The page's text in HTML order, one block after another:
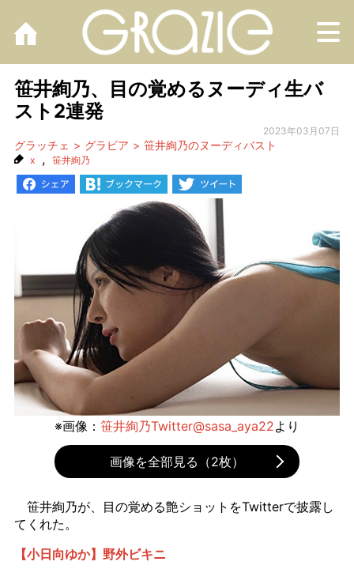
笹井絢乃、目の覚めるヌーディ生バ
スト2連発
2023年03月07日
グラッチェ グラビア 笹井絢乃のヌーディバスト
x , 笹井絢乃
※画像： 笹井絢乃Twitter@sasa_aya22より
画像を全部見る（2枚）
笹井絢乃が、目の覚める艶ショットをTwitterで披露し
てくれた。
【小日向ゆか】野外ビキニ